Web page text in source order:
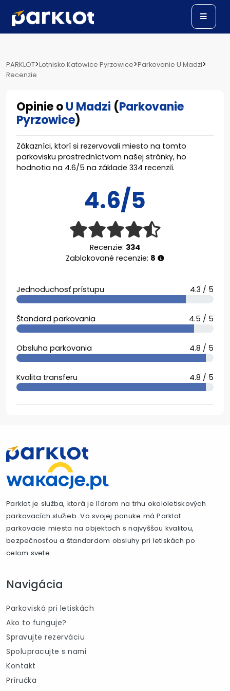
PARKLOT>Lotnisko Katowice Pyrzowice>Parkovanie U Madzi>
Recenzie
Opinie oU Madzi (Parkovanie
Pyrzowice)
Zákazníci, ktorí si rezervovali miesto na tomto
parkovisku prostredníctvom našej stránky, ho
hodnotia na 4.6/5 na základe 334 recenzií.
4.6/5
Recenzie: 334
Zablokované recenzie: 8
Jednoduchosť prístupu 4.3 / 5
Štandard parkovania 4.5 / 5
Obsluha parkovania 4.8 / 5
Kvalita transferu 4.8 / 5
Parklot je služba, ktorá je lídrom na trhu okololetiskových
parkovacích služieb. Vo svojej ponuke má Parklot
parkovacie miesta na objektoch s najvyššou kvalitou,
bezpečnosťou a štandardom obsluhy pri letiskách po
celom svete.
Navigácia
Parkoviská pri letiskách
Ako to funguje?
Spravujte rezerváciu
Spolupracujte s nami
Kontakt
Príručka